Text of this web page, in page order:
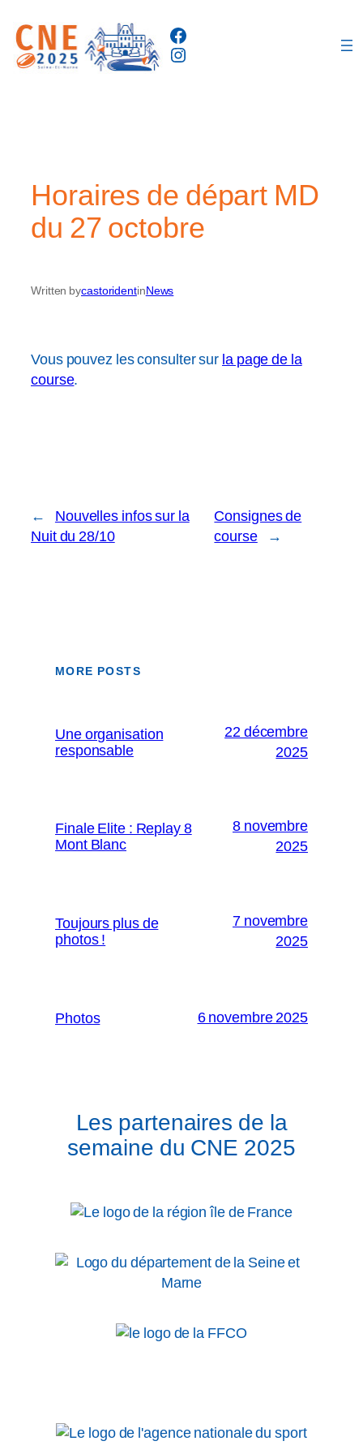
au
contenu
Facebook
Instagram
Horaires de départ MD
du 27 octobre
Written bycastoridentinNews
Vous pouvez les consulter sur la page de la
course.
←
Nouvelles infos sur la
Nuit du 28/10
Consignes de
course
→
MORE POSTS
Une organisation
responsable
22 décembre
2025
Finale Elite : Replay 8
Mont Blanc
8 novembre
2025
Toujours plus de
photos !
7 novembre
2025
Photos 6 novembre 2025
Les partenaires de la
semaine du CNE 2025